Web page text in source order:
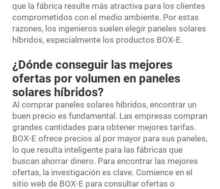
que la fábrica resulte más atractiva para los clientes
comprometidos con el medio ambiente. Por estas
razones, los ingenieros suelen elegir paneles solares
híbridos, especialmente los productos BOX-E.
¿Dónde conseguir las mejores
ofertas por volumen en paneles
solares híbridos?
Al comprar paneles solares híbridos, encontrar un
buen precio es fundamental. Las empresas compran
grandes cantidades para obtener mejores tarifas.
BOX-E ofrece precios al por mayor para sus paneles,
lo que resulta inteligente para las fábricas que
buscan ahorrar dinero. Para encontrar las mejores
ofertas, la investigación es clave. Comience en el
sitio web de BOX-E para consultar ofertas o